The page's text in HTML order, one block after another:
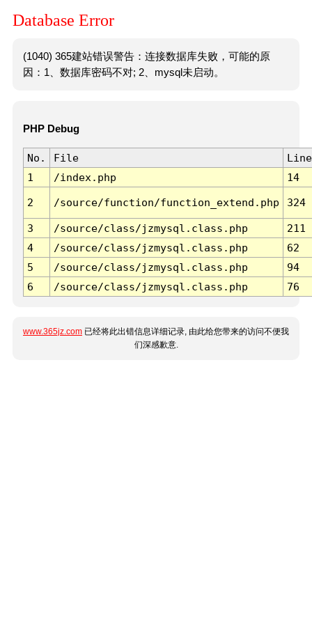
Database Error
(1040) 365建站错误警告：连接数据库失败，可能的原
因：1、数据库密码不对; 2、mysql未启动。
PHP Debug
No. File
Line
1
/index.php 14
2 /source/function/function_extend.php 324
3 /source/class/jzmysql.class.php
211
4
/source/class/jzmysql.class.php
62
5
/source/class/jzmysql.class.php
94
6
/source/class/jzmysql.class.php 76
www.365jz.com 已经将此出错信息详细记录, 由此给您带来的访问不便我
们深感歉意.